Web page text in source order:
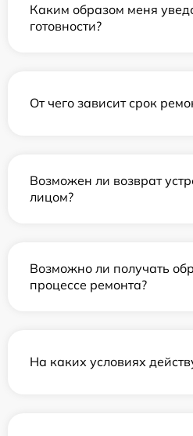
Каким образом меня
готовности?
От чего зависит срок
Возможен ли возврат
лицом?
Возможно ли получать
процессе ремонта?
На каких условиях